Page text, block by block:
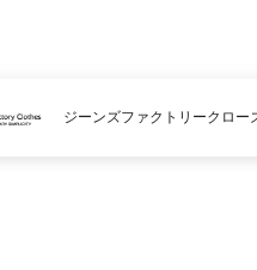
ジーンズファクトリークロー